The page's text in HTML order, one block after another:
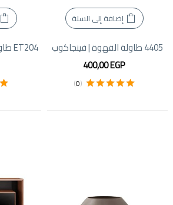
إضافة إلى السلة
4405 طاولة القهوة | فينجاكوب
400,00EGP
(
0
)